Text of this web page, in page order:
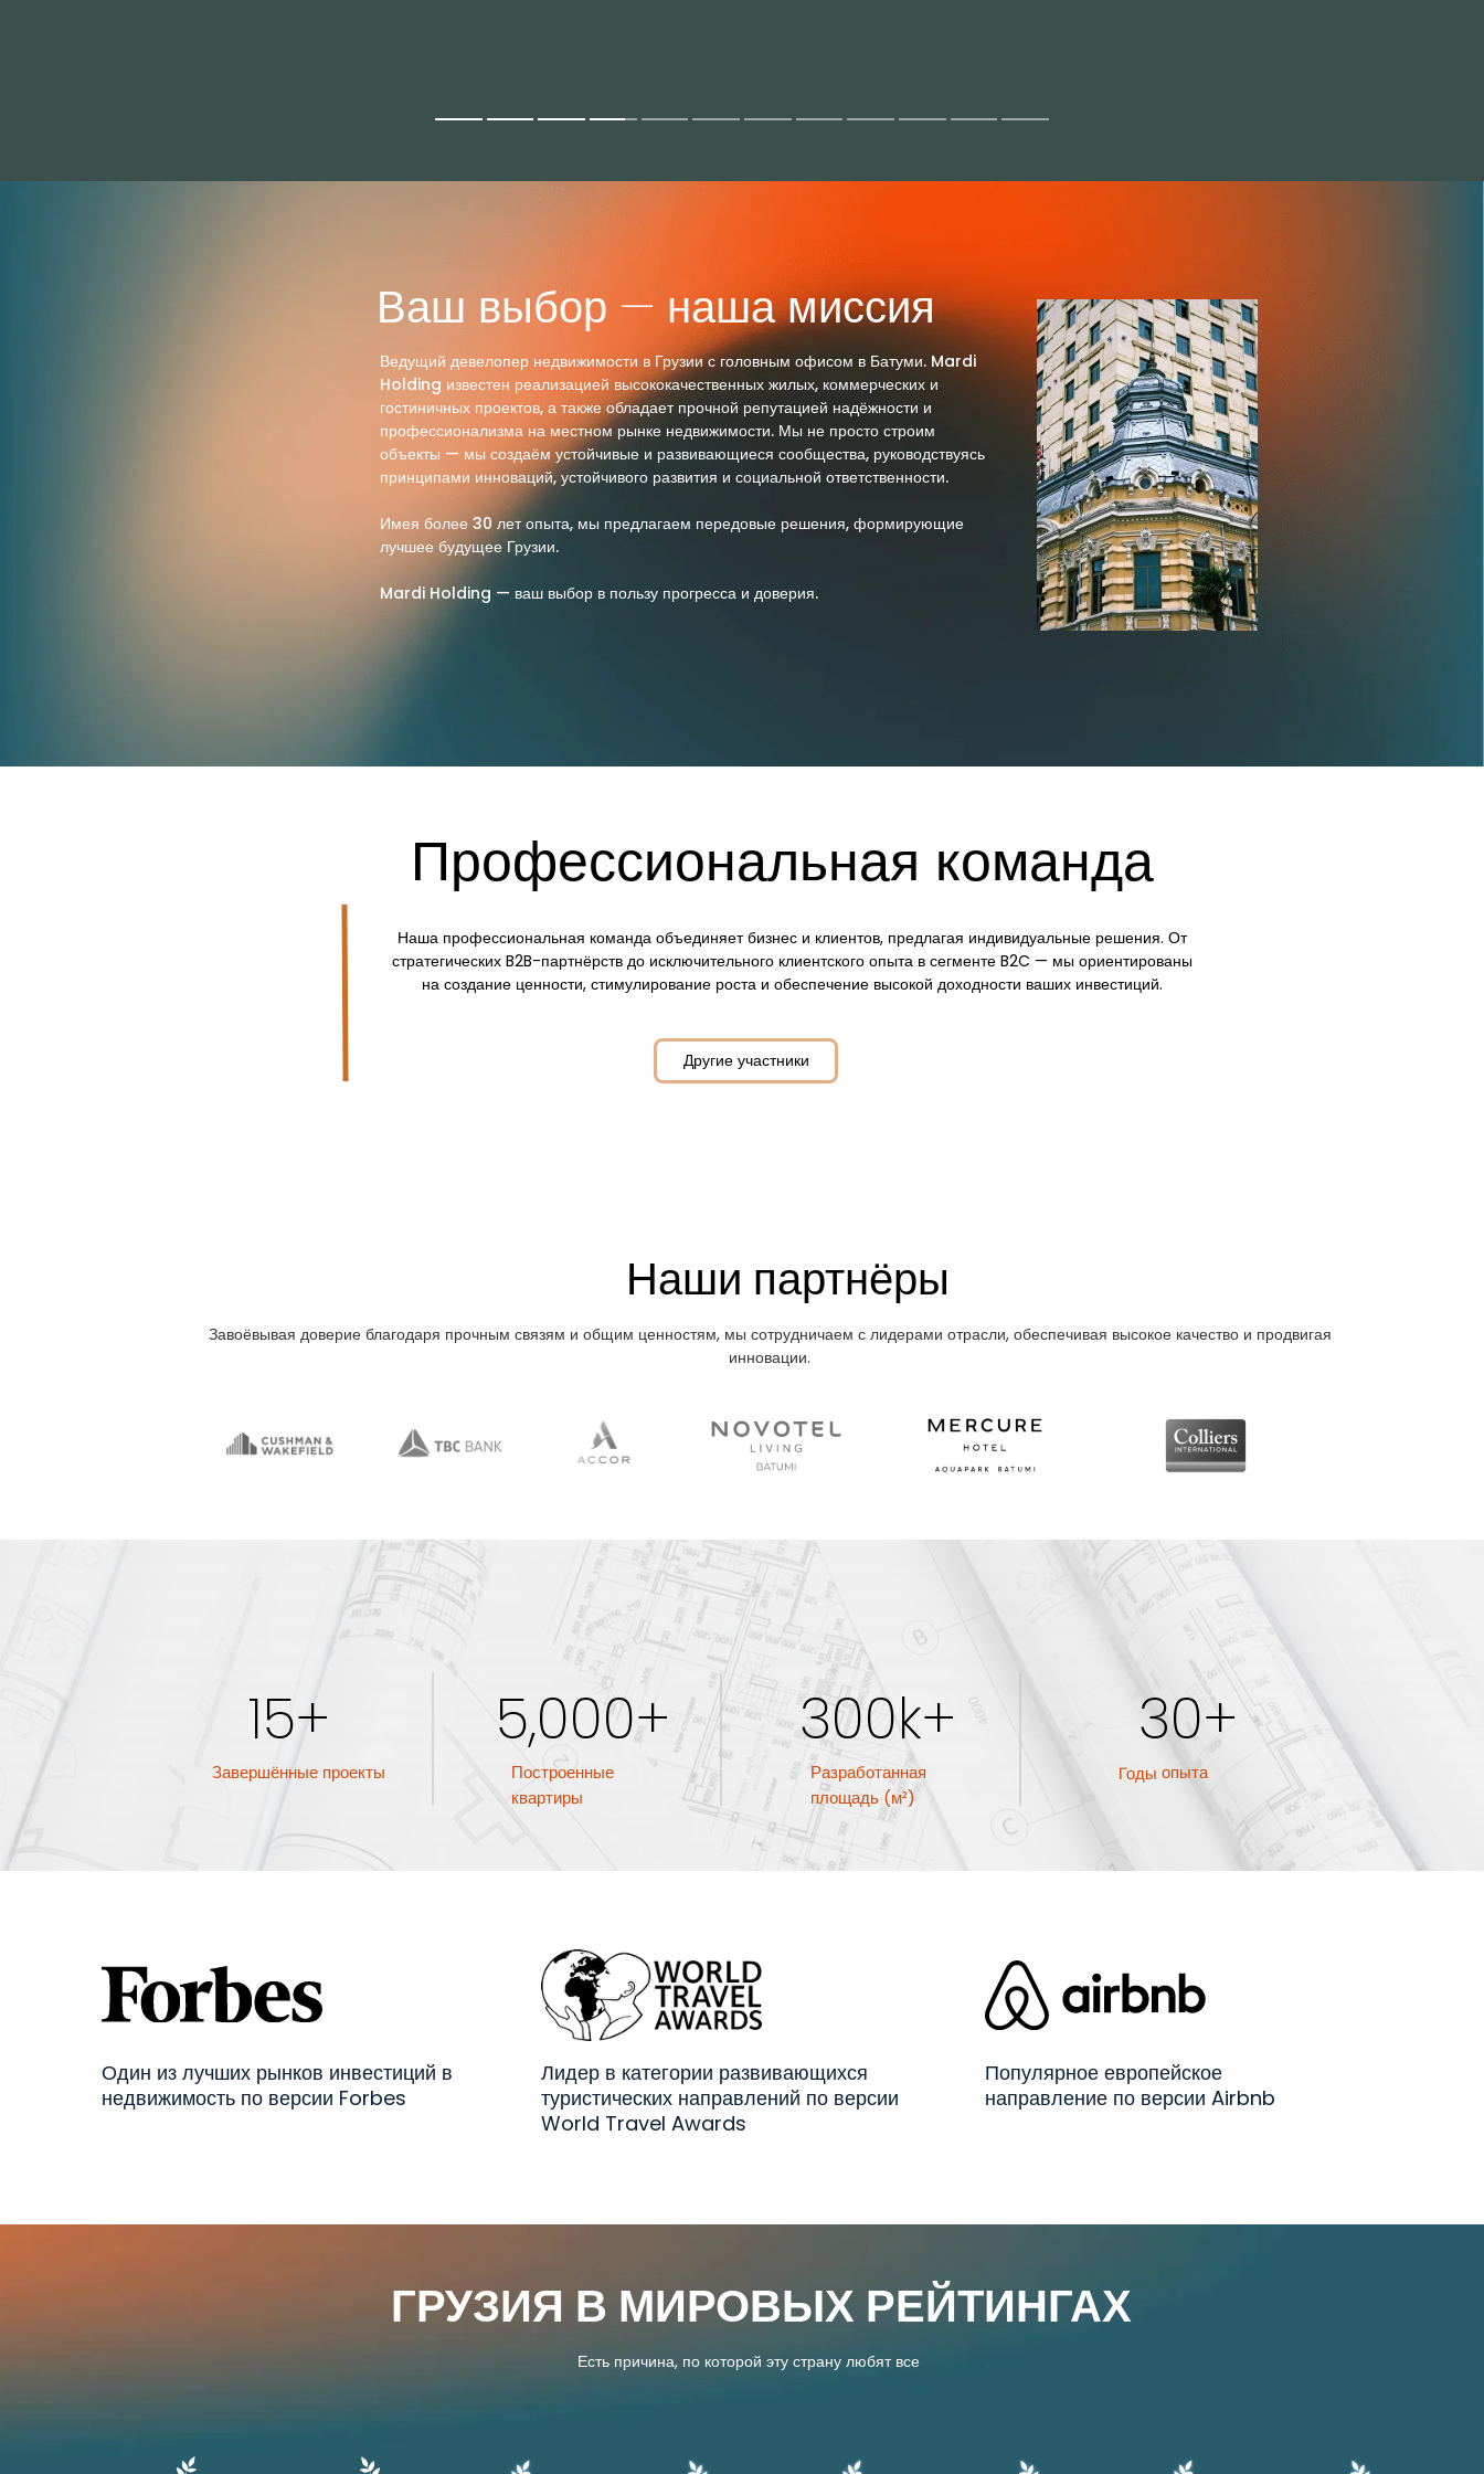
Ваш выбор — наша миссия
Ведущий девелопер недвижимости в Грузии с головным офисом в Батуми. Mardi
Holding известен реализацией высококачественных жилых, коммерческих и
гостиничных проектов, а также обладает прочной репутацией надёжности и
профессионализма на местном рынке недвижимости. Мы не просто строим
объекты — мы создаём устойчивые и развивающиеся сообщества, руководствуясь
принципами инноваций, устойчивого развития и социальной ответственности.
Имея более 30 лет опыта, мы предлагаем передовые решения, формирующие
лучшее будущее Грузии.
Mardi Holding — ваш выбор в пользу прогресса и доверия.
Профессиональная команда
Наша профессиональная команда объединяет бизнес и клиентов, предлагая индивидуальные решения. От
стратегических B2B-партнёрств до исключительного клиентского опыта в сегменте B2C — мы ориентированы
на создание ценности, стимулирование роста и обеспечение высокой доходности ваших инвестиций.
Другие участники
Наши партнёры
Завоёвывая доверие благодаря прочным связям и общим ценностям, мы сотрудничаем с лидерами отрасли, обеспечивая высокое качество и продвигая
инновации.
Завершённые проекты
Построенные
квартиры
Разработанная
площадь (м²)
Годы опыта
15+ 5,000+ 300k+ 30+
Один из лучших рынков инвестиций в
недвижимость по версии Forbes
Популярное европейское
направление по версии Airbnb
Лидер в категории развивающихся
туристических направлений по версии
World Travel Awards
ГРУЗИЯ В МИРОВЫХ РЕЙТИНГАХ
Есть причина, по которой эту страну любят все